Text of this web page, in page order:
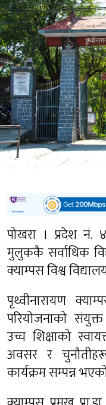
पोखरा । प्रदेश नं.
मुलुककै सर्वाधिक
क्याम्पस विश्व
पृथ्वीनारायण
परियोजनाको संयुक्त
उच्च शिक्षाको
अवसर र
कार्यक्रम सम्पन्न